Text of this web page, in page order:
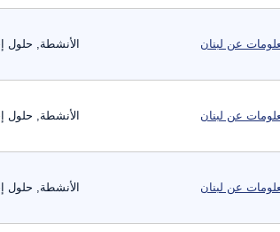
عن لبنان الأنشطة, حلول
عن لبنان الأنشطة, حلول
عن لبنان الأنشطة, حلول